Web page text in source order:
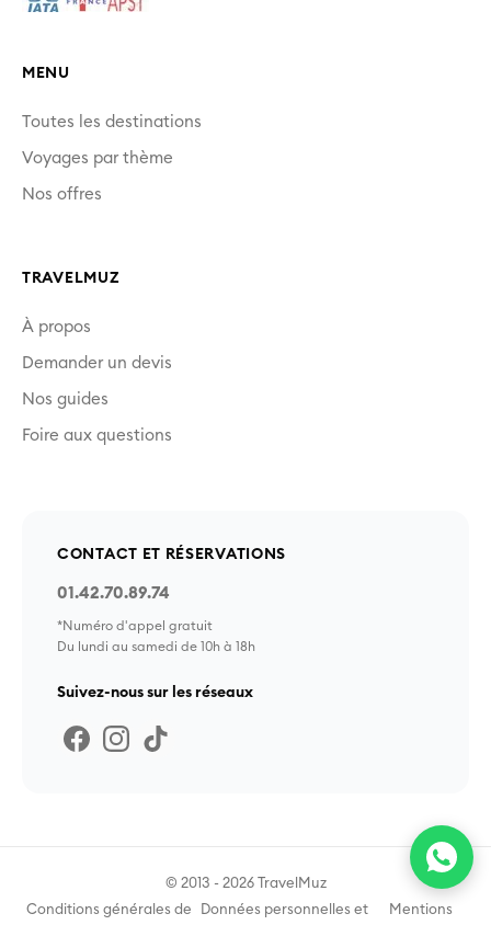
MENU
Toutes les destinations
Voyages par thème
Nos offres
TRAVELMUZ
À propos
Demander un devis
Nos guides
Foire aux questions
CONTACT ET RÉSERVATIONS
01.42.70.89.74
*Numéro d'appel gratuit
Du lundi au samedi de 10h à 18h
Suivez-nous sur les réseaux
© 2013 - 2026 TravelMuz
Conditions générales de
Données personnelles et Mentions